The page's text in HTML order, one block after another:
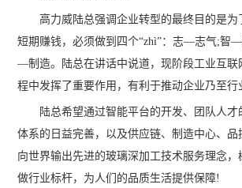
高力威陆总强调企业转型的最终目的是为
短期赚钱，必须做到四个“zhì”：志—志气;智
—制造。陆总在讲话中说道，现阶段工业互联
程中发挥了重要作用，有利于推动企业乃至行
陆总希望通过智能平台的开发、团队人才
体系的日益完善，以及供应链、制造中心、品
向世界输出先进的玻璃深加工技术服务理念
做行业标杆，为人们的品质生活提供保障!